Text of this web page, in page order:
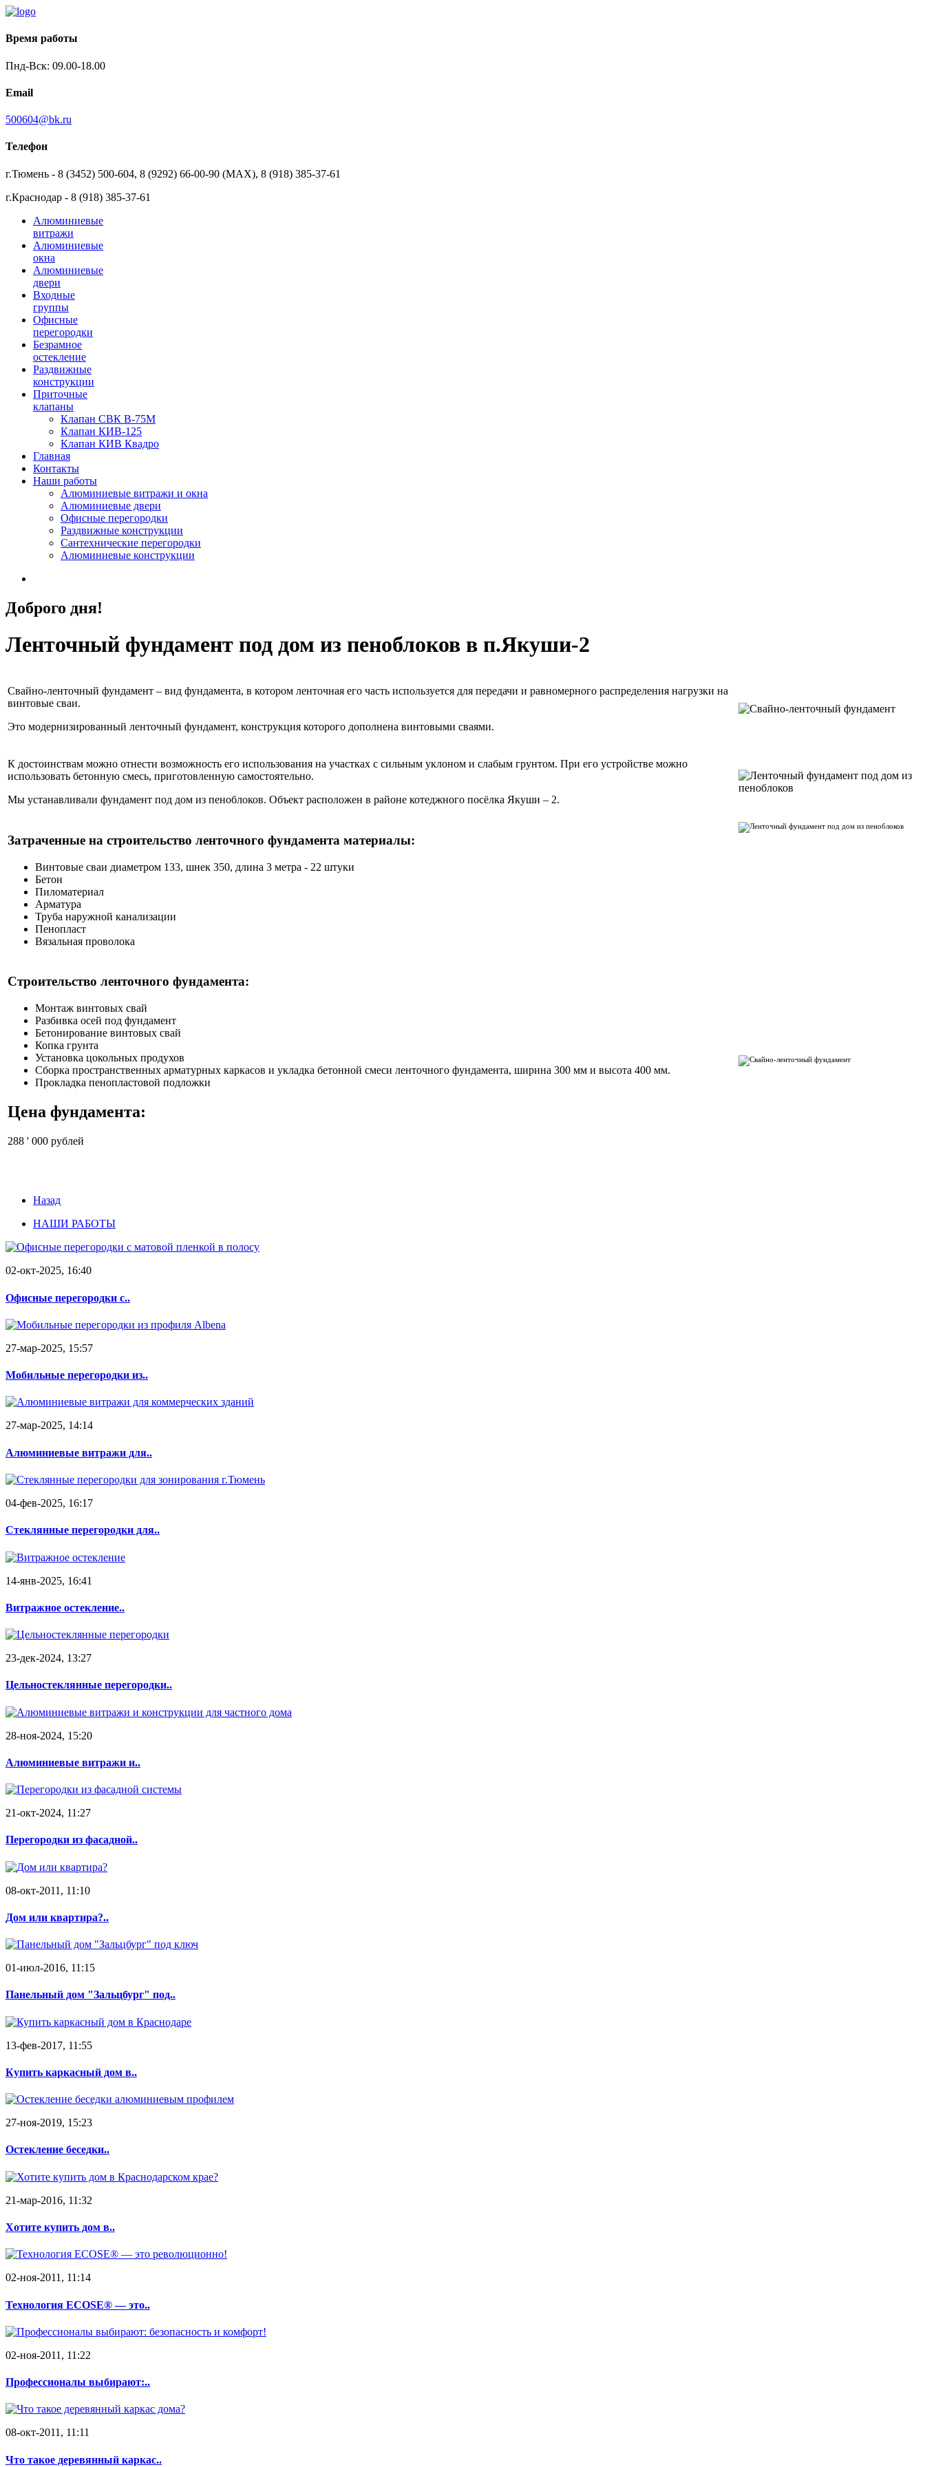
Время работы
Пнд-Вск: 09.00-18.00
Email
500604@bk.ru
Телефон
г.Тюмень - 8 (3452) 500-604, 8 (9292) 66-00-90 (MAX), 8 (918) 385-37-61
г.Краснодар - 8 (918) 385-37-61
Алюминиевые
витражи
Алюминиевые
окна
Алюминиевые
двери
Входные
группы
Офисные
перегородки
Безрамное
остекление
Раздвижные
конструкции
Приточные
клапаны
Клапан СВК В-75М
Клапан КИВ-125
Клапан КИВ Квадро
Главная
Контакты
Наши работы
Алюминиевые витражи и окна
Алюминиевые двери
Офисные перегородки
Раздвижные конструкции
Сантехнические перегородки
Алюминиевые конструкции
Доброго дня!
Ленточный фундамент под дом из пеноблоков в п.Якуши-2
Свайно-ленточный фундамент – вид фундамента, в котором ленточная его часть используется для передачи и равномерного распределения нагрузки на
винтовые сваи.
Это модернизированный ленточный фундамент, конструкция которого дополнена винтовыми сваями.
К достоинствам можно отнести возможность его использования на участках с сильным уклоном и слабым грунтом. При его устройстве можно
использовать бетонную смесь, приготовленную самостоятельно.
Мы устанавливали фундамент под дом из пеноблоков. Объект расположен в районе котеджного посёлка Якуши – 2.
Затраченные на строительство ленточного фундамента материалы:
Винтовые сваи диаметром 133, шнек 350, длина 3 метра - 22 штуки
Бетон
Пиломатериал
Арматура
Труба наружной канализации
Пенопласт
Вязальная проволока
Строительство ленточного фундамента:
Монтаж винтовых свай
Разбивка осей под фундамент
Бетонирование винтовых свай
Копка грунта
Установка цокольных продухов
Сборка пространственных арматурных каркасов и укладка бетонной смеси ленточного фундамента, ширина 300 мм и высота 400 мм.
Прокладка пенопластовой подложки
Цена фундамента:
288 ' 000 рублей
Назад
НАШИ РАБОТЫ
02-окт-2025, 16:40
Офисные перегородки с..
27-мар-2025, 15:57
Мобильные перегородки из..
27-мар-2025, 14:14
Алюминиевые витражи для..
04-фев-2025, 16:17
Стеклянные перегородки для..
14-янв-2025, 16:41
Витражное остекление..
23-дек-2024, 13:27
Цельностеклянные перегородки..
28-ноя-2024, 15:20
Алюминиевые витражи и..
21-окт-2024, 11:27
Перегородки из фасадной..
08-окт-2011, 11:10
Дом или квартира?..
01-июл-2016, 11:15
Панельный дом "Зальцбург" под..
13-фев-2017, 11:55
Купить каркасный дом в..
27-ноя-2019, 15:23
Остекление беседки..
21-мар-2016, 11:32
Хотите купить дом в..
02-ноя-2011, 11:14
Технология ECOSE® — это..
02-ноя-2011, 11:22
Профессионалы выбирают:..
08-окт-2011, 11:11
Что такое деревянный каркас..